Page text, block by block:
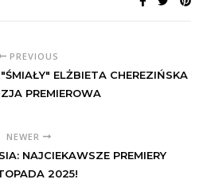
PREVIOUS
ELŻBIETA CHEREZIŃSKA
PREMIEROWA
NEWER
NAJCIEKAWSZE PREMIERY
2025!